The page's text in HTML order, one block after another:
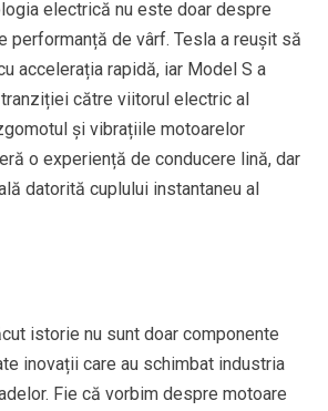
electrică nu este doar despre
performanță de vârf. Tesla a reușit să
accelerația rapidă, iar Model S a
către viitorul electric al
și vibrațiile motoarelor
o experiență de conducere lină, dar
datorită cuplului instantaneu al
istorie nu sunt doar componente
inovații care au schimbat industria
Fie că vorbim despre motoare